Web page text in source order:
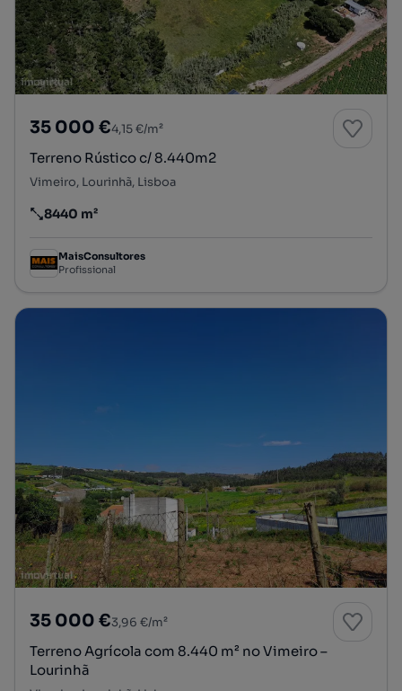
35 000 €4,15 €/m²
Terreno Rústico c/ 8.440m2
Vimeiro, Lourinhã, Lisboa
Preço por metro quadrado
8440 m²
MaisConsultores
Profissional
35 000 €3,96 €/m²
Terreno Agrícola com 8.440 m² no Vimeiro –
Lourinhã